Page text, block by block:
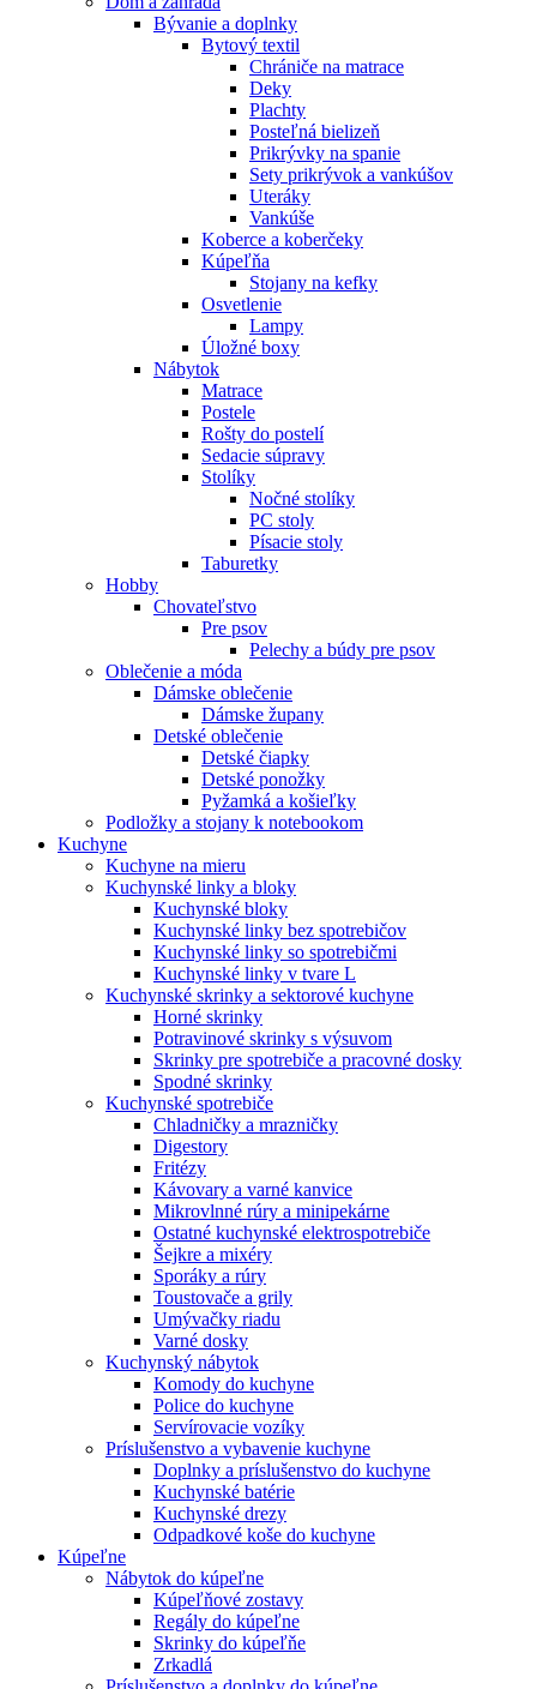
Bývanie a doplnky
Bytový textil
Chrániče na matrace
Deky
Plachty
Posteľná bielizeň
Prikrývky na spanie
Sety prikrývok a vankúšov
Uteráky
Vankúše
Koberce a koberčeky
Kúpeľňa
Stojany na kefky
Osvetlenie
Lampy
Úložné boxy
Nábytok
Matrace
Postele
Rošty do postelí
Sedacie súpravy
Stolíky
Nočné stolíky
PC stoly
Písacie stoly
Taburetky
Hobby
Chovateľstvo
Pre psov
Pelechy a búdy pre psov
Oblečenie a móda
Dámske oblečenie
Dámske župany
Detské oblečenie
Detské čiapky
Detské ponožky
Pyžamká a košieľky
Podložky a stojany k notebookom
Kuchyne
Kuchyne na mieru
Kuchynské linky a bloky
Kuchynské bloky
Kuchynské linky bez spotrebičov
Kuchynské linky so spotrebičmi
Kuchynské linky v tvare L
Kuchynské skrinky a sektorové kuchyne
Horné skrinky
Potravinové skrinky s výsuvom
Skrinky pre spotrebiče a pracovné dosky
Spodné skrinky
Kuchynské spotrebiče
Chladničky a mrazničky
Digestory
Fritézy
Kávovary a varné kanvice
Mikrovlnné rúry a minipekárne
Ostatné kuchynské elektrospotrebiče
Šejkre a mixéry
Sporáky a rúry
Toustovače a grily
Umývačky riadu
Varné dosky
Kuchynský nábytok
Komody do kuchyne
Police do kuchyne
Servírovacie vozíky
Príslušenstvo a vybavenie kuchyne
Doplnky a príslušenstvo do kuchyne
Kuchynské batérie
Kuchynské drezy
Odpadkové koše do kuchyne
Kúpeľne
Nábytok do kúpeľne
Kúpeľňové zostavy
Regály do kúpeľne
Skrinky do kúpeľňe
Zrkadlá